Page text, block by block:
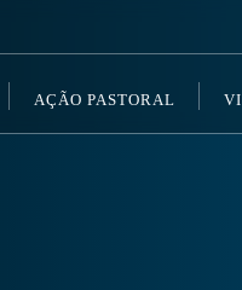
AÇÃO PASTORAL